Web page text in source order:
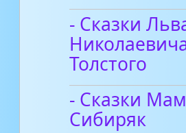
- Сказки
Толстого
- Сказки
Сибиряк